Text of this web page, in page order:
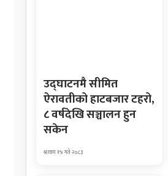
उद्घाटनमै सीमित
ऐरावतीको हाटबजार टहरो,
८ वर्षदेखि सञ्चालन हुन
सकेन
श्रावण १४ गते २०८३